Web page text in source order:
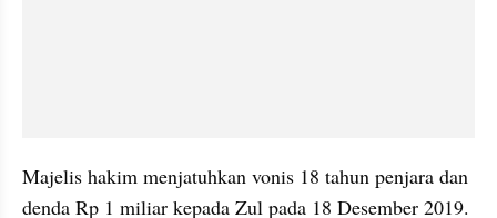
Majelis hakim menjatuhkan vonis 18 tahun penjara dan
denda Rp 1 miliar kepada Zul pada 18 Desember 2019.